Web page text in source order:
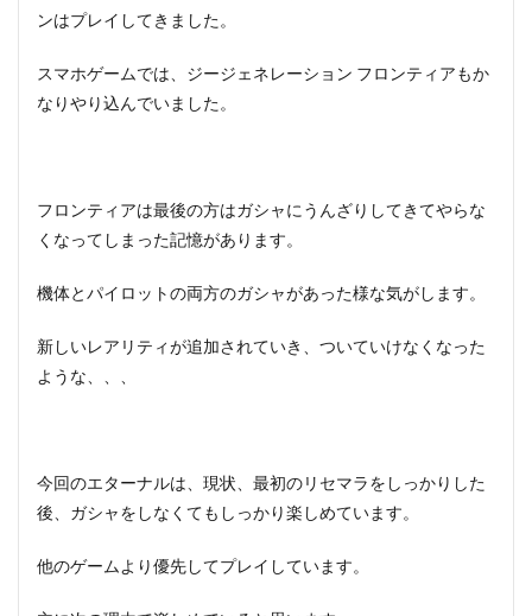
ンはプレイしてきました。
スマホゲームでは、ジージェネレーション フロンティアもか
なりやり込んでいました。
フロンティアは最後の方はガシャにうんざりしてきてやらな
くなってしまった記憶があります。
機体とパイロットの両方のガシャがあった様な気がします。
新しいレアリティが追加されていき、ついていけなくなった
ような、、、
今回のエターナルは、現状、最初のリセマラをしっかりした
後、ガシャをしなくてもしっかり楽しめています。
他のゲームより優先してプレイしています。